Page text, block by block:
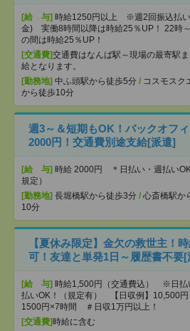
[給 与] 時給1250円以上 ※週2回振込払い
金) 実働8時間以降は時給25％UP！ 22時
の間は時給25％UP！
[交通費]交通費はなんば駅～現場の最寄駅
給となります。
[勤務地] 中ふ頭駅から徒歩5分 / コスモスク
から徒歩10分
週3～＆短期もOK！バックオフ
2000円！交通費別途支給[派遣]
[給 与] 時給 2000円 ＊日払い・週払い
規定）
[勤務地] 長堀橋駅から徒歩3分 / 心斎橋駅か
10分
【夏休み限定】金欠の救世主！
可！友達と単発1日～履歴書不要[
[給 与] 時給1,500円（交通費込） ※日払
払いOK！（規定有） 【日収例】10,500円
1500円×7時間 ＃日収1万円以上！
[交通費] 時給に含む